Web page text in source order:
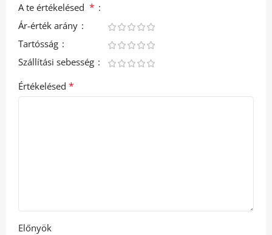
A te értékelésed *
Ár-érték arány
Tartósság
Szállítási sebesség
Értékelésed *
Előnyök